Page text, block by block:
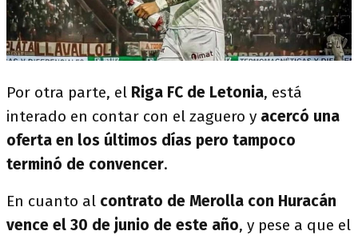
Por otra parte, el Riga FC de Letonia, está
interado en contar con el zaguero y acercó una
oferta en los últimos días pero tampoco
terminó de convencer.
En cuanto al contrato de Merolla con Huracán
vence el 30 de junio de este año, y pese a que el